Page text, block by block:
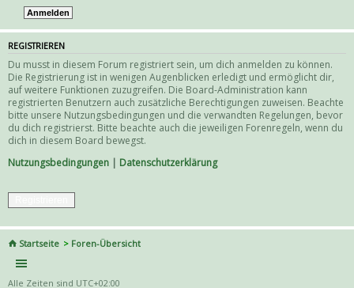
REGISTRIEREN
Du musst in diesem Forum registriert sein, um dich anmelden zu können.
Die Registrierung ist in wenigen Augenblicken erledigt und ermöglicht dir,
auf weitere Funktionen zuzugreifen. Die Board-Administration kann
registrierten Benutzern auch zusätzliche Berechtigungen zuweisen. Beachte
bitte unsere Nutzungsbedingungen und die verwandten Regelungen, bevor
du dich registrierst. Bitte beachte auch die jeweiligen Forenregeln, wenn du
dich in diesem Board bewegst.
Nutzungsbedingungen | Datenschutzerklärung
Startseite Foren-Übersicht
Alle Zeiten sind UTC+02:00